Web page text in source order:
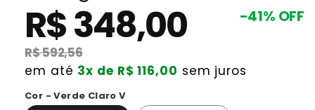
Preço
promocional
R$ 348,00
Preço
normal
R$ 592,56
-41% OFF
em até 3x de R$ 116,00 sem juros
Cor - Verde Claro V